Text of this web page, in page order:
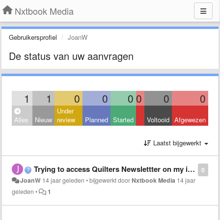
Nxtbook Media
Gebruikersprofiel JoanW
De status van uw aanvragen
1 1 0 0 0 0 0 0
Alles Nieuw
Under
review
Planned Started Voltooid Afgewezen
Laatst bijgewerkt
0
Trying to access Quilters Newslettter on my iPad downloaded the app on newstand but won't accept any password I put in..so
JoanW 14 jaar geleden •bijgewerkt door Nxtbook Media 14 jaar
geleden • 1